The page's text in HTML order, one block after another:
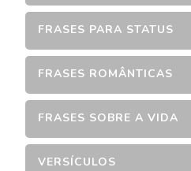
FRASES PARA STATUS
FRASES ROMÂNTICAS
FRASES SOBRE A VIDA
VERSÍCULOS